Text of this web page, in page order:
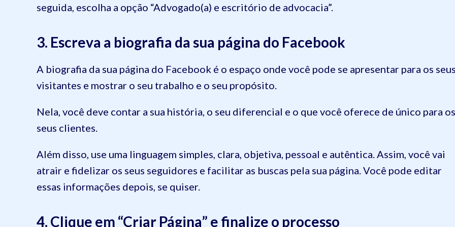
seguida, escolha a opção “Advogado(a) e escritório de advocacia”.
3. Escreva a biografia da sua página do Facebook
A biografia da sua página do Facebook é o espaço onde você pode se apresentar para os
visitantes e mostrar o seu trabalho e o seu propósito.
Nela, você deve contar a sua história, o seu diferencial e o que você oferece de único para os
seus clientes.
Além disso, use uma linguagem simples, clara, objetiva, pessoal e autêntica. Assim, você vai
atrair e fidelizar os seus seguidores e facilitar as buscas pela sua página. Você pode editar
essas informações depois, se quiser.
4. Clique em “Criar Página” e finalize o processo